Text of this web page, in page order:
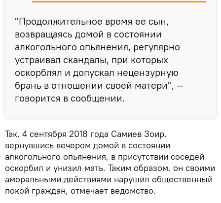
"Продолжительное время ее сын,
возвращаясь домой в состоянии
алкогольного опьянения, регулярно
устраивал скандалы, при которых
оскорблял и допускал нецензурную
брань в отношении своей матери", —
говорится в сообщении.
Так, 4 сентября 2018 года Самиев Зоир,
вернувшись вечером домой в состоянии
алкогольного опьянения, в присутствии соседей
оскорбил и унизил мать. Таким образом, он своими
аморальными действиями нарушил общественный
покой граждан, отмечает ведомство.